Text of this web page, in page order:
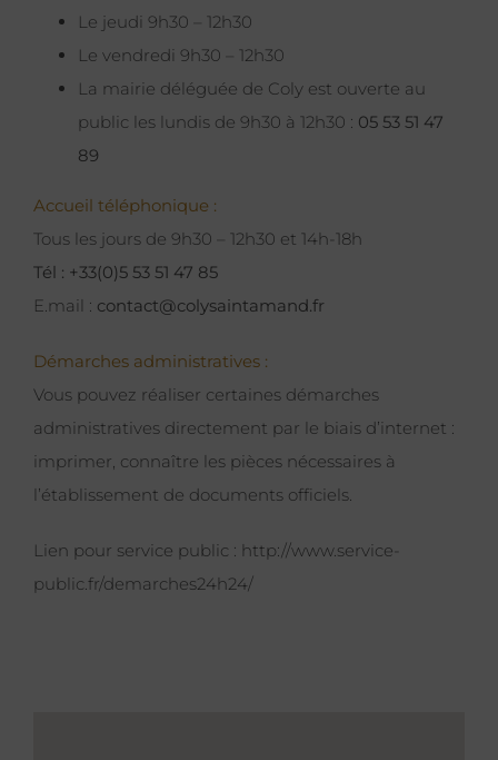
Le jeudi 9h30 – 12h30
Le vendredi 9h30 – 12h30
La mairie déléguée de Coly est ouverte au
public les lundis de 9h30 à 12h30 : 05 53 51 47
89
Accueil téléphonique :
Tous les jours de 9h30 – 12h30 et 14h-18h
Tél : +33(0)5 53 51 47 85
E.mail : contact@colysaintamand.fr
Démarches administratives :
Vous pouvez réaliser certaines démarches
administratives directement par le biais d’internet :
imprimer, connaître les pièces nécessaires à
l’établissement de documents officiels.
Lien pour service public : http://www.service-
public.fr/demarches24h24/